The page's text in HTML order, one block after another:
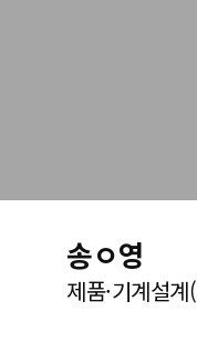
송ㅇ영
제품·기계설